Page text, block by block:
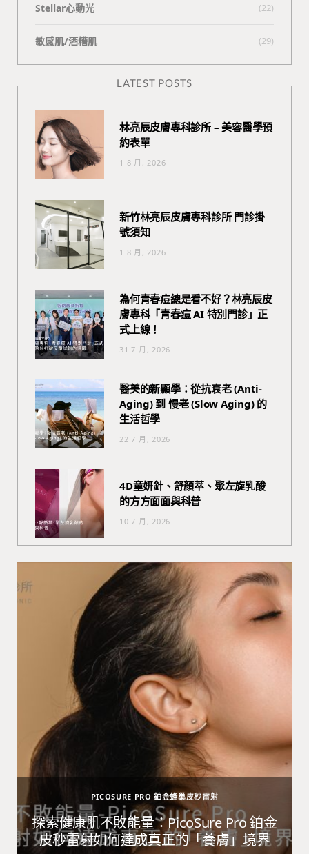
Stellar心動光 (22)
敏感肌/酒糟肌 (29)
LATEST POSTS
林亮辰皮膚專科診所 – 美容醫學預
約表單
1 8 月, 2026
新竹林亮辰皮膚專科診所 門診掛
號須知
1 8 月, 2026
為何青春痘總是看不好？林亮辰皮
膚專科「青春痘 AI 特別門診」正
式上線！
31 7 月, 2026
醫美的新顯學：從抗衰老 (Anti-
Aging) 到 慢老 (Slow Aging) 的
生活哲學
22 7 月, 2026
4D童妍針、舒顏萃、聚左旋乳酸
的方方面面與科普
10 7 月, 2026
PICOSURE PRO 鉑金蜂巢皮秒雷射
探索健康肌不敗能量：PicoSure Pro 鉑金
皮秒雷射如何達成真正的「養膚」境界